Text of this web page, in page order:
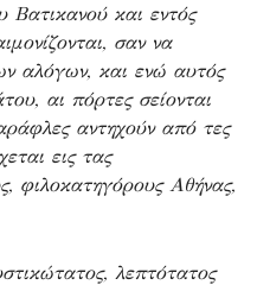
Βατικανού και εντός
σαν να
αλόγων, και ενώ αυτός
αι πόρτες σείονται
αντηχούν από τες
εις τας
φιλοκατηγόρους Αθήνας,
λεπτότατος